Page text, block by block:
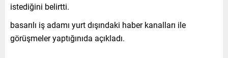
istediğini belirtti.
basarılı iş adamı yurt dışındaki haber kanalları ile
görüşmeler yaptığınıda açıkladı.